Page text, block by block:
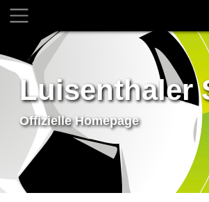
Luisenthaler
Offizielle Homepage